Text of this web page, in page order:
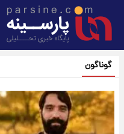
گوناگون